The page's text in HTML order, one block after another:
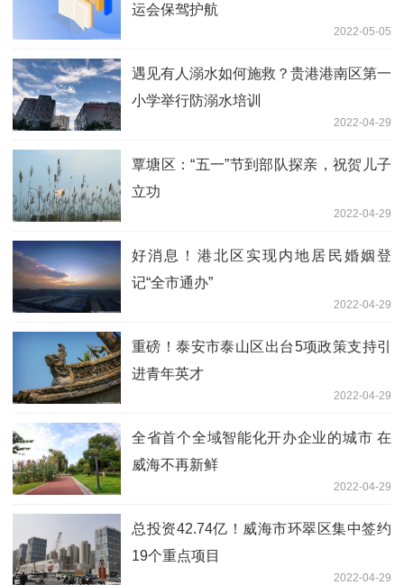
运会保驾护航
2022-05-05
遇见有人溺水如何施救？贵港港南区第一
小学举行防溺水培训
2022-04-29
覃塘区：“五一”节到部队探亲，祝贺儿子
立功
2022-04-29
好消息！港北区实现内地居民婚姻登
记“全市通办”
2022-04-29
重磅！泰安市泰山区出台5项政策支持引
进青年英才
2022-04-29
全省首个全域智能化开办企业的城市 在
威海不再新鲜
2022-04-29
总投资42.74亿！威海市环翠区集中签约
19个重点项目
2022-04-29